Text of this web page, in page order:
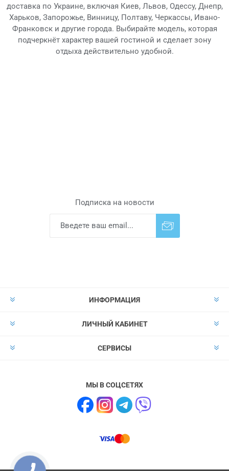
доставка по Украине, включая Киев, Львов, Одессу, Днепр,
Харьков, Запорожье, Винницу, Полтаву, Черкассы, Ивано-
Франковск и другие города. Выбирайте модель, которая
подчеркнёт характер вашей гостиной и сделает зону
отдыха действительно удобной.
Подписка на новости
ИНФОРМАЦИЯ
ЛИЧНЫЙ КАБИНЕТ
СЕРВИСЫ
МЫ В СОЦСЕТЯХ